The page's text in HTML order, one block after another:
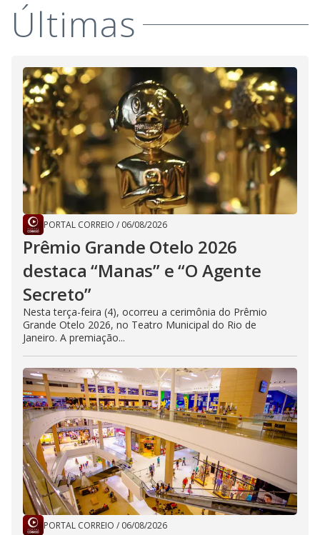
Últimas
PORTAL CORREIO / 06/08/2026
Prêmio Grande Otelo 2026
destaca “Manas” e “O Agente
Secreto”
Nesta terça-feira (4), ocorreu a cerimônia do Prêmio
Grande Otelo 2026, no Teatro Municipal do Rio de
Janeiro. A premiação...
PORTAL CORREIO / 06/08/2026